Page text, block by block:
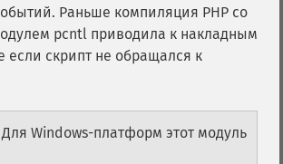
Раньше компиляция PHP со
pcntl приводила к накладным
если скрипт не обращался к
Для Windows-платформ этот модуль